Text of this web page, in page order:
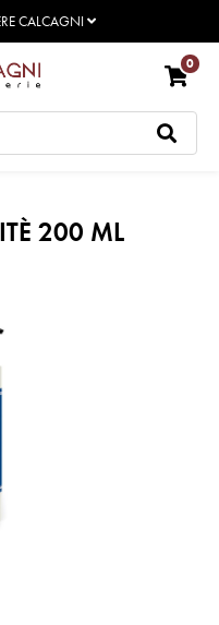
CALCAGNI
0
200 ML